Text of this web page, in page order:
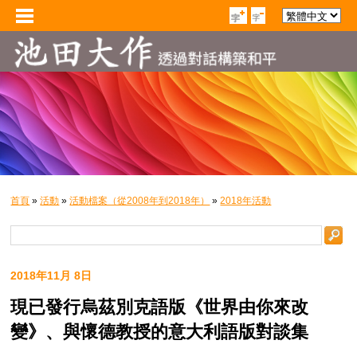
首頁 »活動 »活動檔案（從2008年到2018年） »2018年活動
2018年11月 8日
現已發行烏茲別克語版《世界由你來改
變》、與懷德教授的意大利語版對談集